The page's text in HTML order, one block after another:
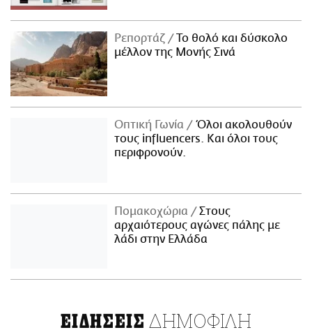
Ρεπορτάζ
Το θολό και δύσκολο
μέλλον της Μονής Σινά
Οπτική Γωνία
Όλοι ακολουθούν
τους influencers. Και όλοι τους
περιφρονούν.
Πομακοχώρια
Στους
αρχαιότερους αγώνες πάλης με
λάδι στην Ελλάδα
ΕΙΔΗΣΕΙΣ ΔΗΜΟΦΙΛΗ